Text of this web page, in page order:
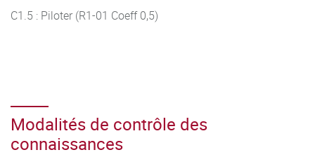
C1.5 : Piloter (R1-01 Coeff 0,5)
Modalités de contrôle des
connaissances